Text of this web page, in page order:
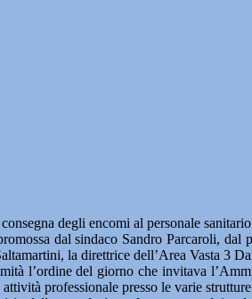
degli encomi al personale
dal sindaco Sandro Parcaroli,
la direttrice dell’Area Vasta 3
l’ordine del giorno che invitava
professionale presso le varie